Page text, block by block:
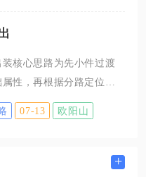
等级临近20级的关键阶
目刷取低等级支线委
务经验收益偏低，只会
级为真驱虎。想要顺畅
装的收集路线，合理分
源，避免出现材料齐全却
点券短缺的情况。打造
骑救主获取，等级达到85
装核心思路为先小件过渡
性，再根据分路定位确
，全程对照敌方阵容补
，顺风强化输出、逆风
战容错，固定出装模板仅
07-13 欧阳山
+